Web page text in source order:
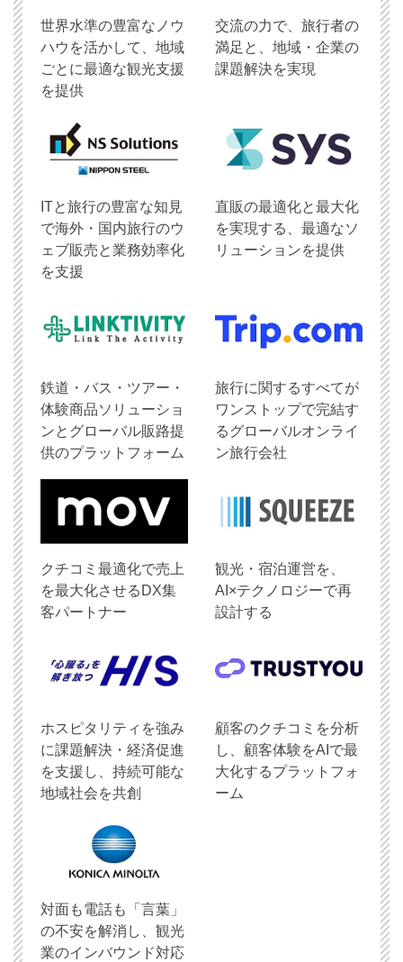
世界水準の豊富なノウ
ハウを活かして、地域
ごとに最適な観光支援
を提供
交流の力で、旅行者の
満足と、地域・企業の
課題解決を実現
ITと旅行の豊富な知見
で海外・国内旅行のウ
ェブ販売と業務効率化
を支援
直販の最適化と最大化
を実現する、最適なソ
リューションを提供
鉄道・バス・ツアー・
体験商品ソリューショ
ンとグローバル販路提
供のプラットフォーム
旅行に関するすべてが
ワンストップで完結す
るグローバルオンライ
ン旅行会社
クチコミ最適化で売上
を最大化させるDX集
客パートナー
観光・宿泊運営を、
AI×テクノロジーで再
設計する
ホスピタリティを強み
に課題解決・経済促進
を支援し、持続可能な
地域社会を共創
顧客のクチコミを分析
し、顧客体験をAIで最
大化するプラットフォ
ーム
対面も電話も「言葉」
の不安を解消し、観光
業のインバウンド対応